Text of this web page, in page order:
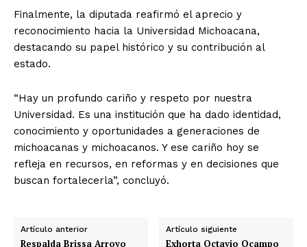
Finalmente, la diputada reafirmó el aprecio y
reconocimiento hacia la Universidad Michoacana,
destacando su papel histórico y su contribución al
estado.
“Hay un profundo cariño y respeto por nuestra
Universidad. Es una institución que ha dado identidad,
conocimiento y oportunidades a generaciones de
michoacanas y michoacanos. Y ese cariño hoy se
refleja en recursos, en reformas y en decisiones que
buscan fortalecerla”, concluyó.
Artículo anterior
Respalda Brissa Arroyo
Artículo siguiente
Exhorta Octavio Ocampo